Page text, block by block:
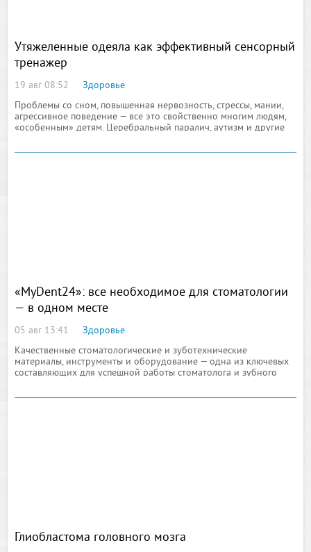
Утяжеленные одеяла как эффективный сенсорный
тренажер
19 авг 08:52
Здоровье
Проблемы со сном, повышенная нервозность, стрессы, мании,
агрессивное поведение — все это свойственно многим людям,
«особенным» детям. Церебральный паралич, аутизм и другие
тела с мозгом, ощутить себя
«MyDent24»: все необходимое для стоматологии
— в одном месте
05 авг 13:41
Здоровье
Качественные стоматологические и зуботехнические
материалы, инструменты и оборудование — одна из ключевых
составляющих для успешной работы стоматолога и зубного
Глиобластома головного мозга